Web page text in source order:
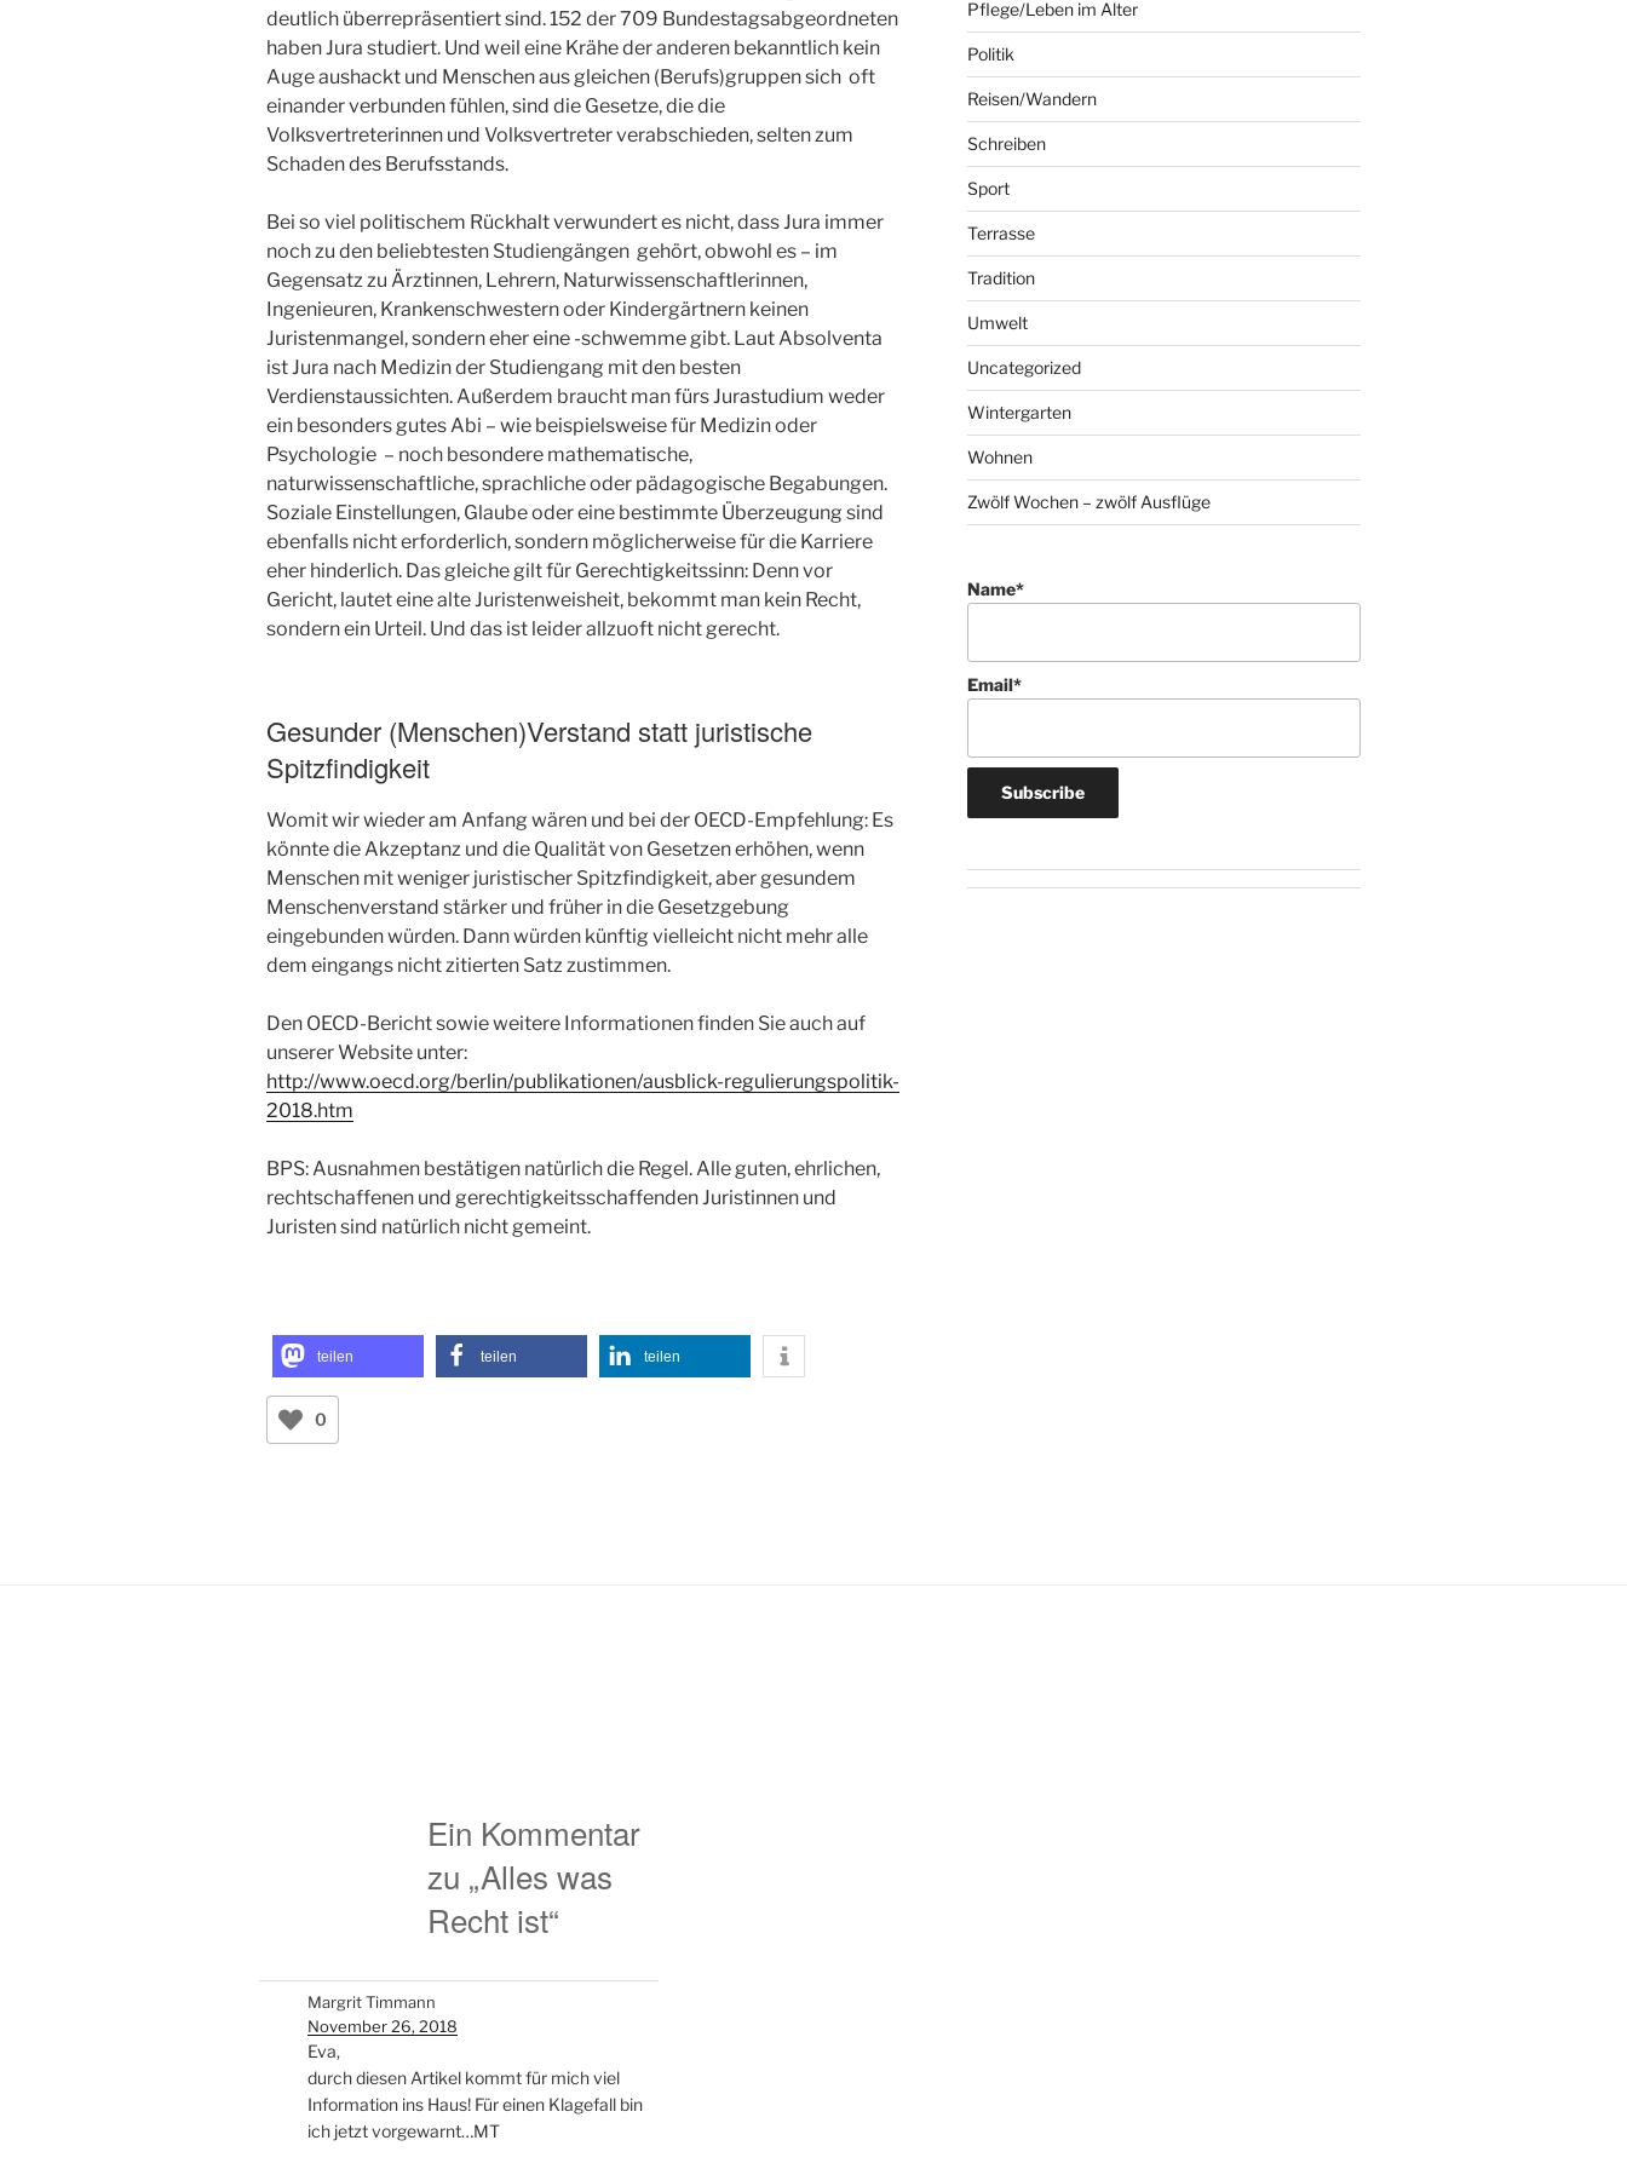
deutlich überrepräsentiert sind. 152 der 709 Bundestagsabgeordneten
haben Jura studiert. Und weil eine Krähe der anderen bekanntlich kein
Auge aushackt und Menschen aus gleichen (Berufs)gruppen sich oft
einander verbunden fühlen, sind die Gesetze, die die
Volksvertreterinnen und Volksvertreter verabschieden, selten zum
Schaden des Berufsstands.
Bei so viel politischem Rückhalt verwundert es nicht, dass Jura immer
noch zu den beliebtesten Studiengängen gehört, obwohl es – im
Gegensatz zu Ärztinnen, Lehrern, Naturwissenschaftlerinnen,
Ingenieuren, Krankenschwestern oder Kindergärtnern keinen
Juristenmangel, sondern eher eine -schwemme gibt. Laut Absolventa
ist Jura nach Medizin der Studiengang mit den besten
Verdienstaussichten. Außerdem braucht man fürs Jurastudium weder
ein besonders gutes Abi – wie beispielsweise für Medizin oder
Psychologie – noch besondere mathematische,
naturwissenschaftliche, sprachliche oder pädagogische Begabungen.
Soziale Einstellungen, Glaube oder eine bestimmte Überzeugung sind
ebenfalls nicht erforderlich, sondern möglicherweise für die Karriere
eher hinderlich. Das gleiche gilt für Gerechtigkeitssinn: Denn vor
Gericht, lautet eine alte Juristenweisheit, bekommt man kein Recht,
sondern ein Urteil. Und das ist leider allzuoft nicht gerecht.
Gesunder (Menschen)Verstand statt juristische
Spitzfindigkeit
Womit wir wieder am Anfang wären und bei der OECD-Empfehlung: Es
könnte die Akzeptanz und die Qualität von Gesetzen erhöhen, wenn
Menschen mit weniger juristischer Spitzfindigkeit, aber gesundem
Menschenverstand stärker und früher in die Gesetzgebung
eingebunden würden. Dann würden künftig vielleicht nicht mehr alle
dem eingangs nicht zitierten Satz zustimmen.
Den OECD-Bericht sowie weitere Informationen finden Sie auch auf
unserer Website unter:
http://www.oecd.org/berlin/publikationen/ausblick-regulierungspolitik-
2018.htm
BPS: Ausnahmen bestätigen natürlich die Regel. Alle guten, ehrlichen,
rechtschaffenen und gerechtigkeitsschaffenden Juristinnen und
Juristen sind natürlich nicht gemeint.
teilen teilen teilen
0
Pflege/Leben im Alter
Politik
Reisen/Wandern
Schreiben
Sport
Terrasse
Tradition
Umwelt
Uncategorized
Wintergarten
Wohnen
Zwölf Wochen – zwölf Ausflüge
Name*
Email*
Ein Kommentar
zu „Alles was
Recht ist“
Margrit Timmann
November 26, 2018
Eva,
durch diesen Artikel kommt für mich viel
Information ins Haus! Für einen Klagefall bin
ich jetzt vorgewarnt…MT